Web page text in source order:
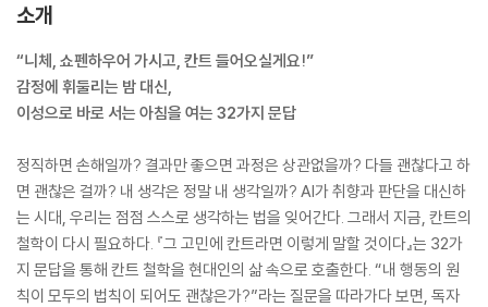
소개
“니체, 쇼펜하우어 가시고, 칸트 들어오실게요!”
감정에 휘둘리는 밤 대신,
이성으로 바로 서는 아침을 여는 32가지 문답
정직하면 손해일까? 결과만 좋으면 과정은 상관없을까? 다들 괜찮다고 하
면 괜찮은 걸까? 내 생각은 정말 내 생각일까? AI가 취향과 판단을 대신하
는 시대, 우리는 점점 스스로 생각하는 법을 잊어간다. 그래서 지금, 칸트의
철학이 다시 필요하다. 『그 고민에 칸트라면 이렇게 말할 것이다』는 32가
지 문답을 통해 칸트 철학을 현대인의 삶 속으로 호출한다. “내 행동의 원
칙이 모두의 법칙이 되어도 괜찮은가?”라는 질문을 따라가다 보면, 독자